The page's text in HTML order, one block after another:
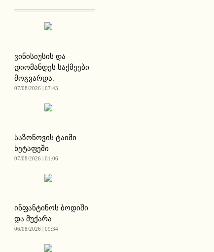
ვინისიუსის და
დიომანდეს საქმეები
მოგვარდა.
07/08/2026 | 07:43
საზონოვის ტაიმი
ხეტაფეში
07/08/2026 | 01:06
ინფანტინოს ბოდიში
და მუქარა
06/08/2026 | 09:34